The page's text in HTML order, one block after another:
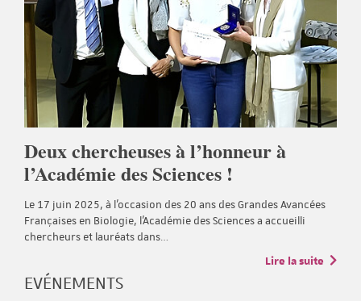
Deux chercheuses à l’honneur à
l’Académie des Sciences !
Le 17 juin 2025, à l’occasion des 20 ans des Grandes Avancées
Françaises en Biologie, l’Académie des Sciences a accueilli
chercheurs et lauréats dans…
Lire la suite
EVÉNEMENTS